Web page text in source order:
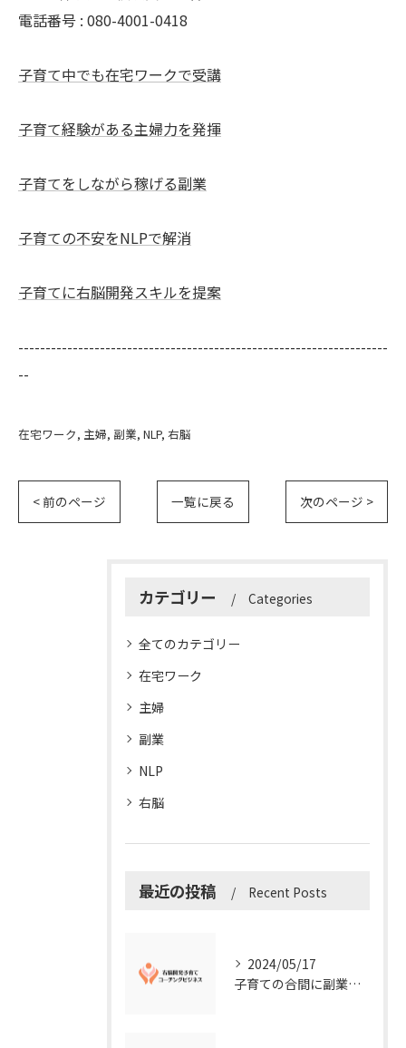
電話番号 : 080-4001-0418
子育て中でも在宅ワークで受講
子育て経験がある主婦力を発揮
子育てをしながら稼げる副業
子育ての不安をNLPで解消
子育てに右脳開発スキルを提案
--------------------------------------------------------------------
--
在宅ワーク 主婦 副業 NLP 右脳
< 前のページ 一覧に戻る 次のページ >
カテゴリー Categories
全てのカテゴリー
在宅ワーク
主婦
副業
NLP
右脳
最近の投稿 Recent Posts
2024/05/17
子育ての合間に副業コーチングで収入アップ！右脳開発子育てコーチングビジネスの可能性とは？